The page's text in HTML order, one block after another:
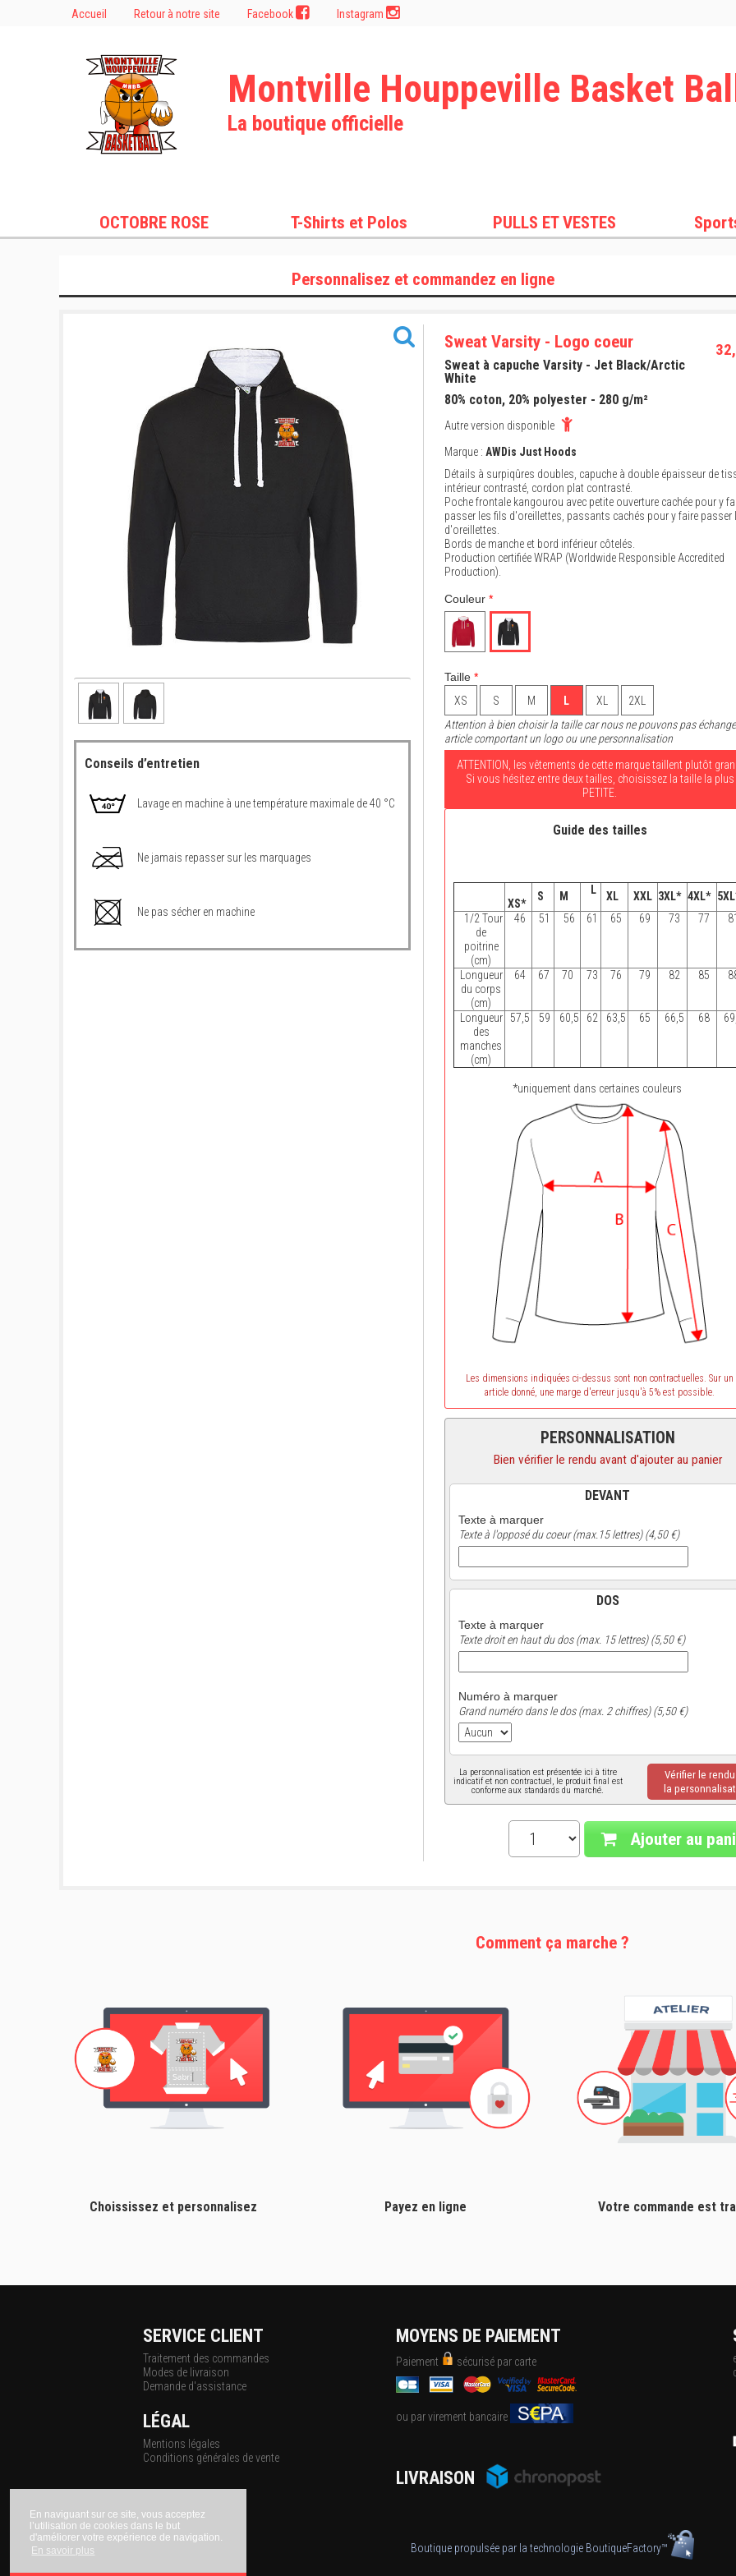
En naviguant sur ce site, vous acceptez
l’utilisation de cookies dans le but
d'améliorer votre expérience de navigation.
En savoir plus
Accueil Retour à notre site Facebook Instagram
Montville Houppeville Basket Ball
La boutique officielle
OCTOBRE ROSE T-Shirts et Polos PULLS ET VESTES
Personnalisez et commandez en ligne
Conseils d’entretien
Lavage en machine à une température maximale de 40 °C
Ne jamais repasser sur les marquages
Ne pas sécher en machine
Sweat Varsity - Logo coeur
Sweat à capuche Varsity - Jet Black/Arctic
White
80% coton, 20% polyester - 280 g/m²
Autre version disponible
Marque : AWDis Just Hoods
Détails à surpiqûres doubles, capuche à double épaisseur de
intérieur contrasté, cordon plat contrasté.
Poche frontale kangourou avec petite ouverture cachée pour y
passer les fils d'oreillettes, passants cachés pour y faire passer
d'oreillettes.
Bords de manche et bord inférieur côtelés.
Production certifiée WRAP (Worldwide Responsible Accredited
Production).
Couleur*
Taille *
XS
S M L XL
2XL
Attention à bien choisir la taille car nous ne pouvons pas
article comportant un logo ou une personnalisation
ATTENTION, les vêtements de cette marque taillent plutôt
Si vous hésitez entre deux tailles, choisissez la taille la plus
PETITE.
Guide des tailles
XS*
S M L XL XXL 3XL* 4XL*
1/2 Tour
de
poitrine
(cm)
46 51 56 61 65 69 73 77 81
Longueur
du corps
(cm)
64 67 70 73 76 79 82 85
Longueur
des
manches
(cm)
57,5 59 60,5 62 63,5 65 66,5 68
*uniquement dans certaines couleurs
Les dimensions indiquées ci-dessus sont non contractuelles. Sur un
article donné, une marge d'erreur jusqu'à 5% est possible.
PERSONNALISATION
Bien vérifier le rendu avant d'ajouter au panier
DEVANT
Texte à marquer
Texte à l'opposé du coeur (max.15 lettres) (4,50 €)
DOS
Texte à marquer
Texte droit en haut du dos (max. 15 lettres) (5,50 €)
Numéro à marquer
Grand numéro dans le dos (max. 2 chiffres) (5,50 €)
La personnalisation est présentée ici à titre
indicatif et non contractuel, le produit final est
conforme aux standards du marché.
Vérifier le
la
Ajouter au
Comment ça marche ?
Choississez et personnalisez Payez en ligne Votre commande est
SERVICE CLIENT
Traitement des commandes
Modes de livraison
Demande d'assistance
LÉGAL
Mentions légales
Conditions générales de vente
MOYENS DE PAIEMENT
Paiement sécurisé par carte
ou par virement bancaire
LIVRAISON
Boutique propulsée par la technologie BoutiqueFactory™